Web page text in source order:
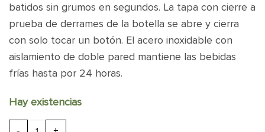
batidos sin grumos en segundos. La tapa con cierre a
prueba de derrames de la botella se abre y cierra
con solo tocar un botón. El acero inoxidable con
aislamiento de doble pared mantiene las bebidas
frías hasta por 24 horas.
Hay existencias
GNC Blender Bottle Strada Blanco cantidad